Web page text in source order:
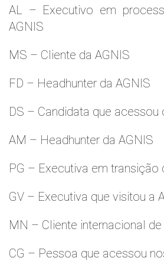
AL – Executivo em
AGNIS
MS – Cliente da AGNIS
FD – Headhunter da AGNIS
DS – Candidata que acessou
AM – Headhunter da AGNIS
PG – Executiva em transição
GV – Executiva que visitou a
MN – Cliente internacional de
CG – Pessoa que acessou